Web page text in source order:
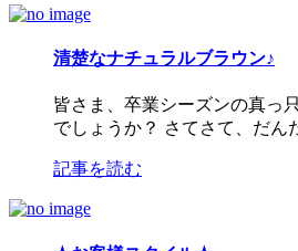
清楚なナチュラルブラウン♪
皆さま、卒業シーズンの真っ
でしょうか？ さてさて、だん
記事を読む